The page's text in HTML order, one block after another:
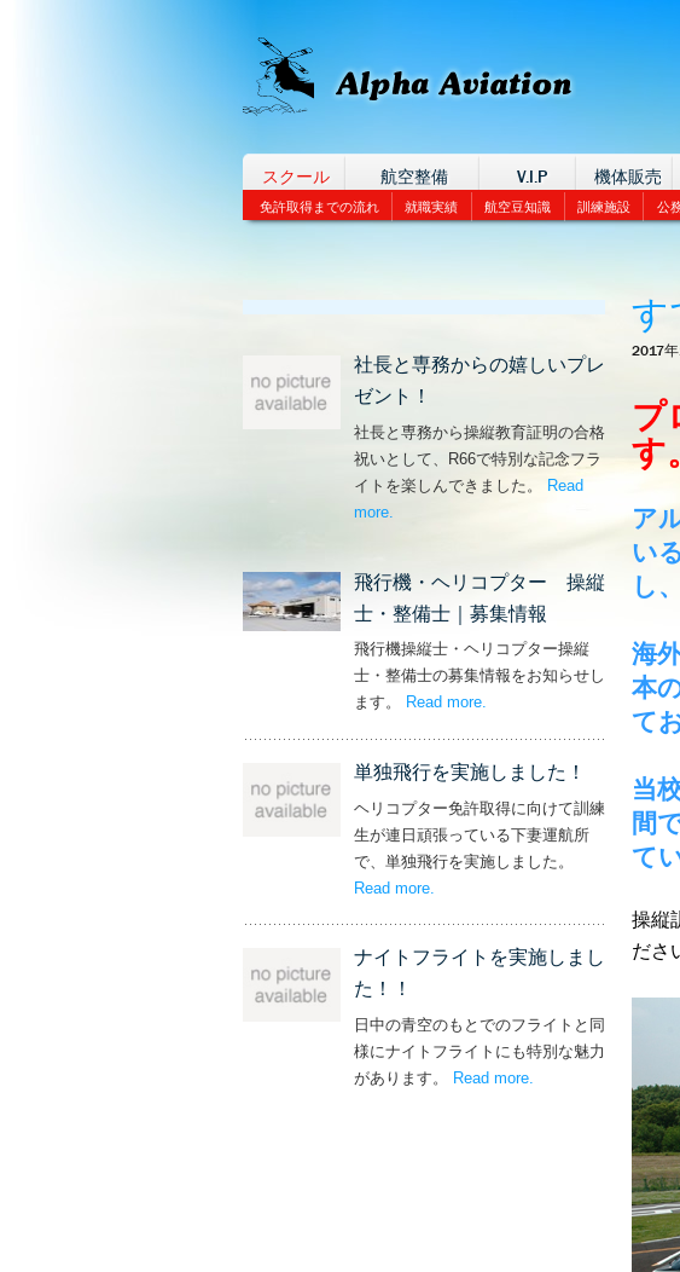
スクール 航空整備 V.I.P 機体販売
免許取得までの流れ 就職実績 航空豆知識 訓練施設 公
す
2017
プ
す
ア
い
し
海
本
て
当
間
て
操縦
ださ
社長と専務からの嬉しいプレ
ゼント！
社長と専務から操縦教育証明の合格
祝いとして、R66で特別な記念フラ
イトを楽しんできました。
Read
more – ‘社長と専務からの嬉しいプレゼント！’
飛行機・ヘリコプター 操縦
士・整備士｜募集情報
飛行機操縦士・ヘリコプター操縦
士・整備士の募集情報をお知らせし
ます。
Read more– ‘飛行機・ヘリコプター
.
単独飛行を実施しました！
ヘリコプター免許取得に向けて訓練
生が連日頑張っている下妻運航所
で、単独飛行を実施しました。
Read more
ナイトフライトを実施しまし
た！！
日中の青空のもとでのフライトと同
様にナイトフライトにも特別な魅力
があります。
Read more– ‘ナイトフライトを
.